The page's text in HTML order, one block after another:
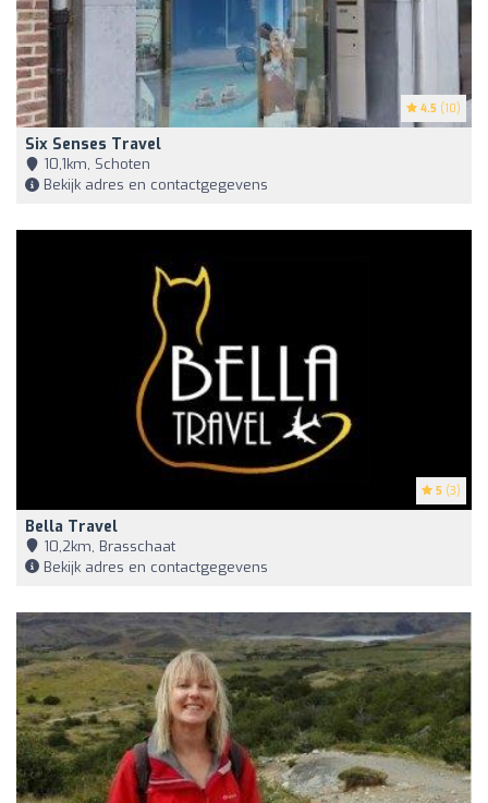
4.5 (10)
Six Senses Travel
10,1km, Schoten
Bekijk adres en contactgegevens
5 (3)
Bella Travel
10,2km, Brasschaat
Bekijk adres en contactgegevens